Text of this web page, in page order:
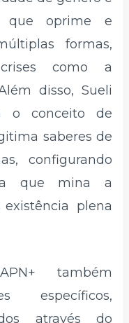
que oprime e
formas,
como a
disso, Sueli
o conceito de
saberes de
configurando
que mina a
plena
também
específicos,
através do